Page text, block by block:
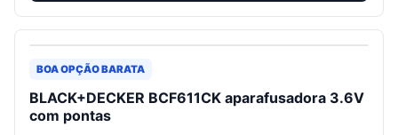
BOA OPÇÃO BARATA
BLACK+DECKER BCF611CK aparafusadora 3.6V
com pontas